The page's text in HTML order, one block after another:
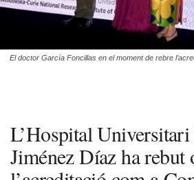
El doctor García Foncillas en el moment de rebre
L’Hospital
Jiménez Díaz ha